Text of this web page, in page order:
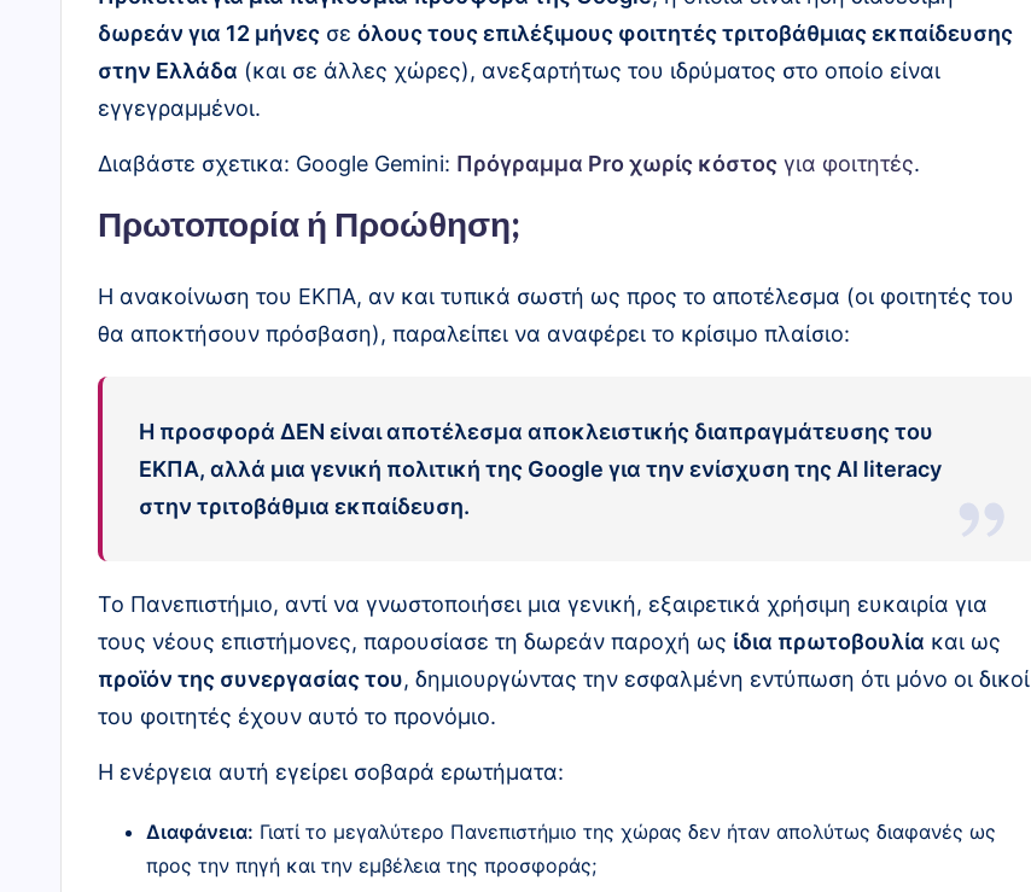
δωρεάν για 12 μήνες σε όλους τους επιλέξιμους φοιτητές τριτοβάθμιας εκπαίδευσης
στην Ελλάδα (και σε άλλες χώρες), ανεξαρτήτως του ιδρύματος στο οποίο είναι
εγγεγραμμένοι.
Διαβάστε σχετικα: Google Gemini: Πρόγραμμα Pro χωρίς κόστος για φοιτητές.
Πρωτοπορία ή Προώθηση;
Η ανακοίνωση του ΕΚΠΑ, αν και τυπικά σωστή ως προς το αποτέλεσμα (οι φοιτητές του
θα αποκτήσουν πρόσβαση), παραλείπει να αναφέρει το κρίσιμο πλαίσιο:
Η προσφορά ΔΕΝ είναι αποτέλεσμα αποκλειστικής διαπραγμάτευσης του
ΕΚΠΑ, αλλά μια γενική πολιτική της Google για την ενίσχυση της AI literacy
στην τριτοβάθμια εκπαίδευση.
Το Πανεπιστήμιο, αντί να γνωστοποιήσει μια γενική, εξαιρετικά χρήσιμη ευκαιρία για
τους νέους επιστήμονες, παρουσίασε τη δωρεάν παροχή ως ίδια πρωτοβουλία και ως
προϊόν της συνεργασίας του, δημιουργώντας την εσφαλμένη εντύπωση ότι μόνο οι δικοί
του φοιτητές έχουν αυτό το προνόμιο.
Η ενέργεια αυτή εγείρει σοβαρά ερωτήματα:
Διαφάνεια: Γιατί το μεγαλύτερο Πανεπιστήμιο της χώρας δεν ήταν απολύτως διαφανές ως
προς την πηγή και την εμβέλεια της προσφοράς;